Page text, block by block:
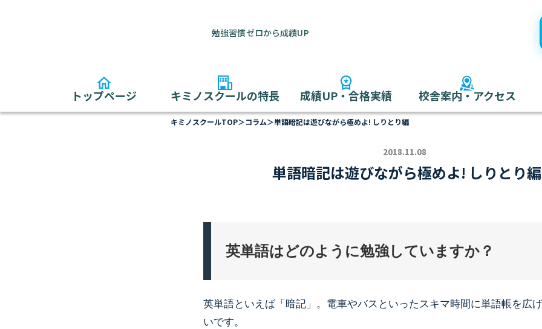
勉強習慣ゼロから成績UP
トップページ キミノスクールの特長 成績UP・合格実績 校舎案内・アクセス
キミノスクールTOP＞コラム＞単語暗記は遊びながら極めよ! しりとり編
2018.11.08
単語暗記は遊びながら極めよ! しりとり編
英単語はどのように勉強していますか？
英単語といえば「暗記」。電車やバスといったスキマ時間に単語帳を広
いです。